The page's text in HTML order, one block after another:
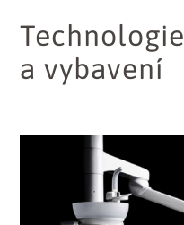
Technologie
a vybavení